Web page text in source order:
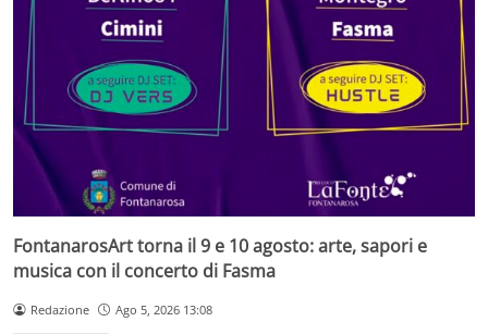
FontanarosArt torna il 9 e 10 agosto: arte, sapori e
musica con il concerto di Fasma
Redazione Ago 5, 2026 13:08